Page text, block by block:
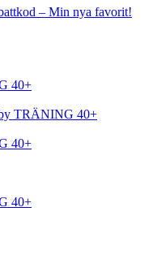
– Min nya favorit!
40+
TRÄNING 40+
40+
40+